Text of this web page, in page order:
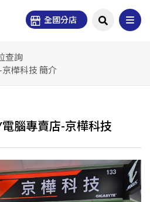
全國分店
查詢
樺科技 簡介
腦專賣店-京樺科技